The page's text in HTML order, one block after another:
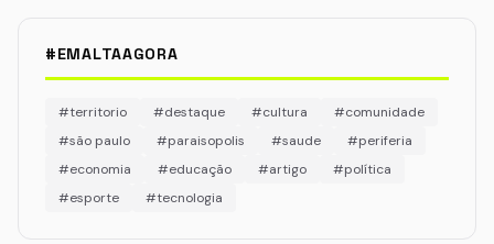
#EMALTAAGORA
#territorio #destaque #cultura
#comunidade
#são paulo
#paraisopolis #saude
#periferia
#economia
#educação #artigo
#política
#esporte
#tecnologia